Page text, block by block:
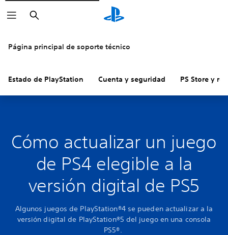
Buscar
Página principal de soporte técnico
Estado de PlayStation Cuenta y seguridad PS Store y
Cómo actualizar un juego
de PS4 elegible a la
versión digital de PS5
Algunos juegos de PlayStation®4 se pueden actualizar a la
versión digital de PlayStation®5 del juego en una consola
PS5®.